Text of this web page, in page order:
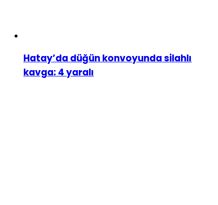
Hatay’da düğün konvoyunda silahlı
kavga: 4 yaralı